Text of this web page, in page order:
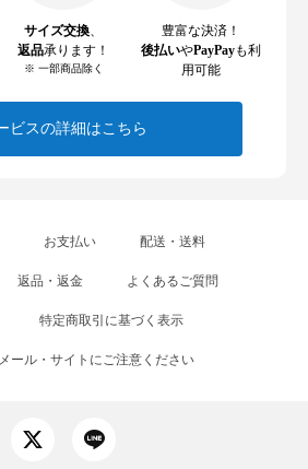
サイズ交換
返品承ります！
※ 一部商品除く
豊富な決済！
後払いやPayPayも利
用可能
ビスの詳細はこちら
お支払い 配送・送料
返品・返金 よくあるご質問
特定商取引に基づく表示
ール・サイトにご注意ください